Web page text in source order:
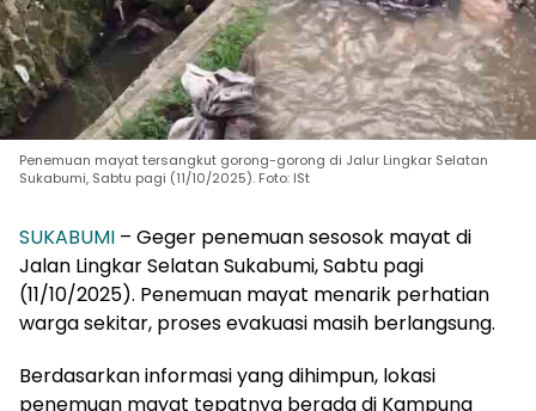
Penemuan mayat tersangkut gorong-gorong di Jalur Lingkar Selatan
Sukabumi, Sabtu pagi (11/10/2025). Foto: ISt
SUKABUMI – Geger penemuan sesosok mayat di
Jalan Lingkar Selatan Sukabumi, Sabtu pagi
(11/10/2025). Penemuan mayat menarik perhatian
warga sekitar, proses evakuasi masih berlangsung.
Berdasarkan informasi yang dihimpun, lokasi
penemuan mayat tepatnya berada di Kampung